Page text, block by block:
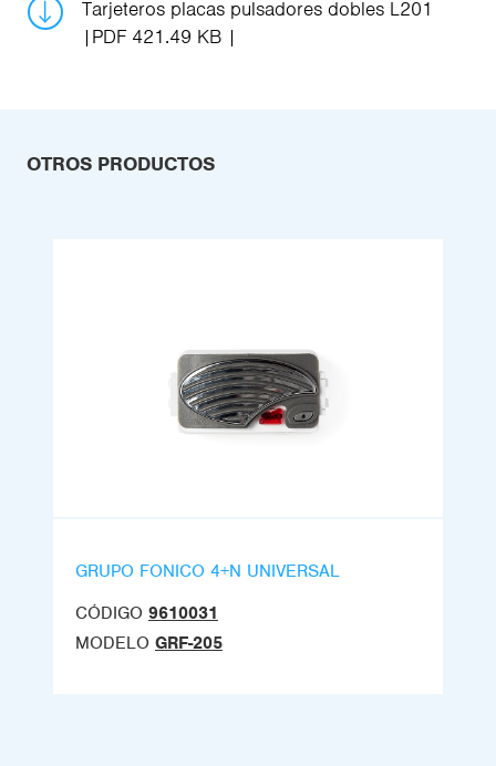
Tarjeteros placas pulsadores dobles L201
PDF 421.49 KB
OTROS PRODUCTOS
GRUPO FONICO 4+N UNIVERSAL
CÓDIGO 9610031
MODELO GRF-205